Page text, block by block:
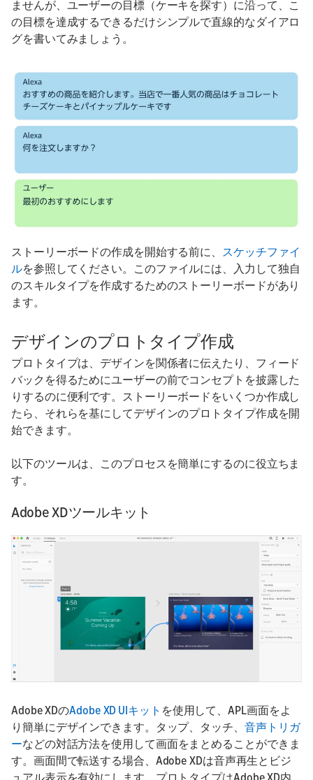
ませんが、ユーザーの目標（ケーキを探す）に沿って、こ
の目標を達成するできるだけシンプルで直線的なダイアロ
グを書いてみましょう。
ストーリーボードの作成を開始する前に、 スケッチファイ
ルを参照してください。このファイルには、入力して独自
のスキルタイプを作成するためのストーリーボードがあり
ます。
デザインのプロトタイプ作成
プロトタイプは、デザインを関係者に伝えたり、フィード
バックを得るためにユーザーの前でコンセプトを披露した
りするのに便利です。ストーリーボードをいくつか作成し
たら、それらを基にしてデザインのプロトタイプ作成を開
始できます。
以下のツールは、このプロセスを簡単にするのに役立ちま
す。
Adobe XDツールキット
Adobe XDのAdobe XD UIキット を使用して、APL画面をよ
り簡単にデザインできます。タップ、タッチ、 音声トリガ
ーなどの対話方法を使用して画面をまとめることができま
す。画面間で転送する場合、Adobe XDは音声再生とビジ
ュアル表示を有効にします。プロトタイプはAdobe XD内